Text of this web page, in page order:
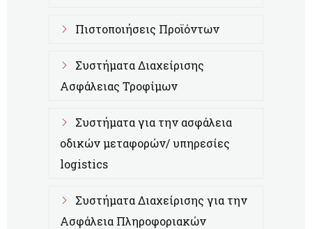
Πιστοποιήσεις Προϊόντων
Συστήματα Διαχείρισης
Ασφάλειας Τροφίμων
Συστήματα για την ασφάλεια
οδικών μεταφορών/ υπηρεσίες
logistics
Συστήματα Διαχείρισης για την
Ασφάλεια Πληροφοριακών